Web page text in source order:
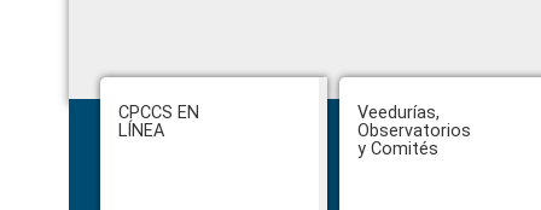
Footer
CPCCS EN
LÍNEA
Veedurías,
Observatorios
y Comités